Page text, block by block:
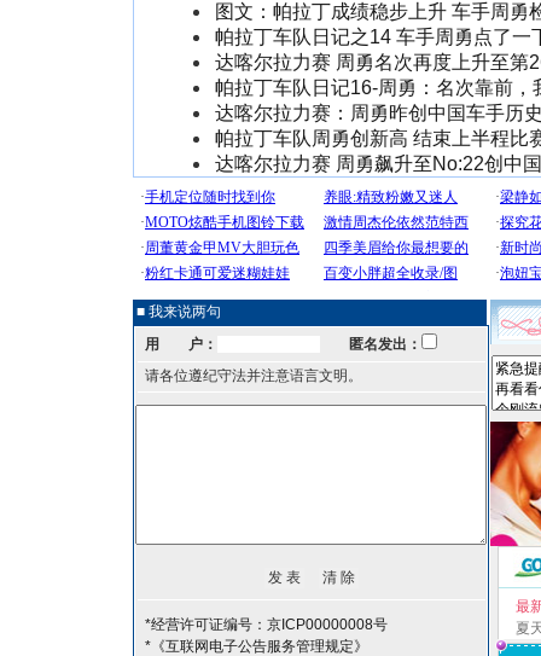
图文：帕拉丁成绩稳步上升 车手周勇
帕拉丁车队日记之14 车手周勇点了一
达喀尔拉力赛 周勇名次再度上升至第
帕拉丁车队日记16-周勇：名次靠前，
达喀尔拉力赛：周勇昨创中国车手历
帕拉丁车队周勇创新高 结束上半程比
达喀尔拉力赛 周勇飙升至No:22创中
■ 我来说两句
用 户：
匿名发出：
请各位遵纪守法并注意语言文明。
*经营许可证编号：京ICP00000008号
*《互联网电子公告服务管理规定》
最
夏